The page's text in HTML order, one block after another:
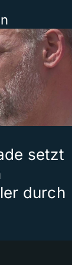
setzt
durch